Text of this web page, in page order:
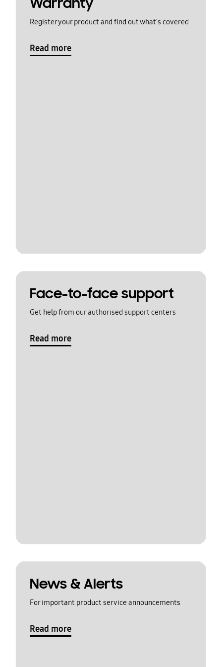
Register your product and find out what's covered
Read more
Face-to-face support
Get help from our authorised support centers
Read more
News & Alerts
For important product service announcements
Read more